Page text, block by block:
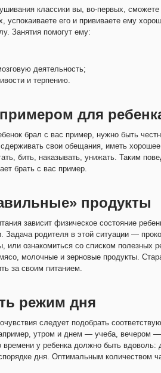
классики вы, во-первых, сможете
успокаиваете его и прививаете ему
Занятия помогут ему:
деятельность;
и терпению.
для
брал с вас пример, нужно быть
свои обещания, иметь хорошее
бить, наказывать, унижать. Таким
брать с вас пример.
продукты
зависит физическое состояние
Задача родителя в этой ситуации —
или ознакомиться со списком полезных
молочные и зерновые продукты.
за своим питанием.
режим дня
следует подобрать
утром и днем — учеба, вечером
времени у ребенка должно быть вдоволь:
дня. Оптимальным количеством